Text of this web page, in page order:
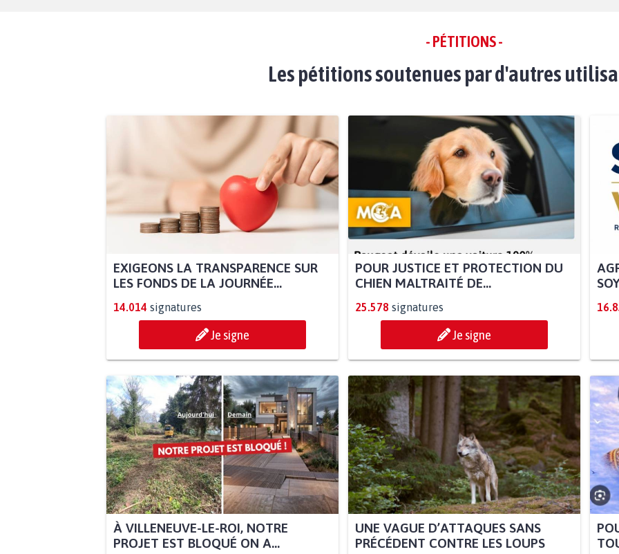
- PÉTITIONS -
Les pétitions soutenues par d'autres
EXIGEONS LA TRANSPARENCE SUR
LES FONDS DE LA JOURNÉE...
14.014 signatures
Je signe
POUR JUSTICE ET PROTECTION DU
CHIEN MALTRAITÉ DE...
25.578 signatures
Je signe
À VILLENEUVE-LE-ROI, NOTRE
PROJET EST BLOQUÉ ON A...
UNE VAGUE D’ATTAQUES SANS
PRÉCÉDENT CONTRE LES LOUPS